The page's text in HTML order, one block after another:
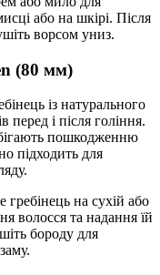
або на шкірі. Після
ворсом униз.
(80 мм)
із натурального
перед і після гоління.
пошкодженню
підходить для
гребінець на сухій або
волосся та надання їй
бороду для